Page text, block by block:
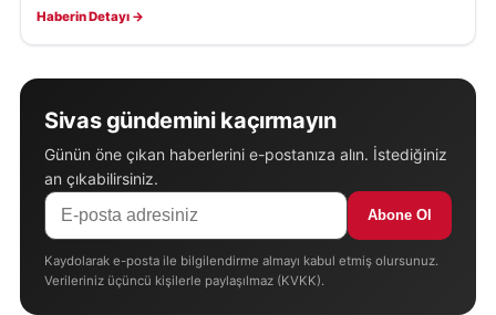
Haberin Detayı →
Sivas gündemini kaçırmayın
Günün öne çıkan haberlerini e-postanıza alın. İstediğiniz
an çıkabilirsiniz.
Abone Ol
Kaydolarak e-posta ile bilgilendirme almayı kabul etmiş olursunuz.
Verileriniz üçüncü kişilerle paylaşılmaz (KVKK).